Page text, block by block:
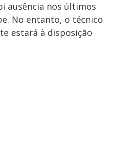
ausência nos últimos
No entanto, o técnico
estará à disposição